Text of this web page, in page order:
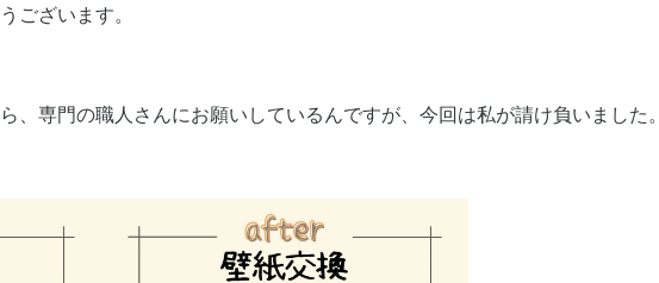
ございます。
、専門の職人さんにお願いしているんですが、今回は私が請け負いました。